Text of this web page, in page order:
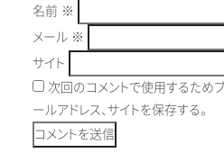
名前 ※
メール ※
サイト
次回のコメントで使用するため
ールアドレス、サイトを保存する。